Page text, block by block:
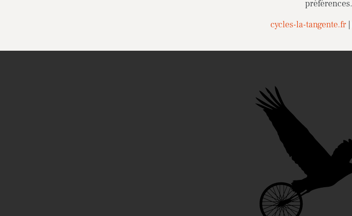
préférences.
cycles-la-tangente.fr|